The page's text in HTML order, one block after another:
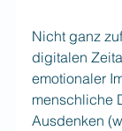
Nicht ganz
digitalen
emotionaler
menschliche
Ausdenken